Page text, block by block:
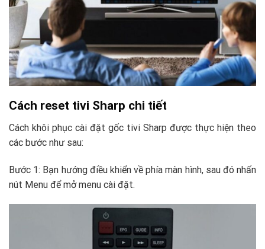
Cách reset tivi Sharp chi tiết
Cách khôi phục cài đặt gốc tivi Sharp được thực hiện theo
các bước như sau:
Bước 1: Bạn hướng điều khiển về phía màn hình, sau đó nhấn
nút Menu để mở menu cài đặt.